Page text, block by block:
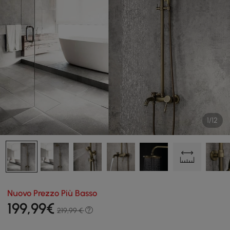
1/12
Nuovo Prezzo Più Basso
199,99€ 219,99 €